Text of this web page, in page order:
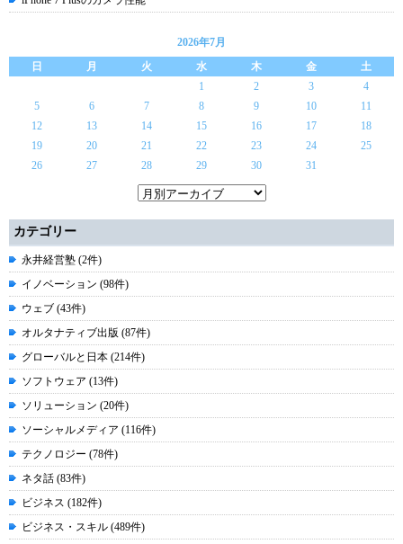
2026年7月
日
月 火 水 木 金
土
1
2 3
4
5
6 7 8 9 10
11
12
13 14 15 16 17
18
19
20 21 22 23 24
25
26
27 28 29 30 31
カテゴリー
永井経営塾 (2件)
イノベーション (98件)
ウェブ (43件)
オルタナティブ出版 (87件)
グローバルと日本 (214件)
ソフトウェア (13件)
ソリューション (20件)
ソーシャルメディア (116件)
テクノロジー (78件)
ネタ話 (83件)
ビジネス (182件)
ビジネス・スキル (489件)